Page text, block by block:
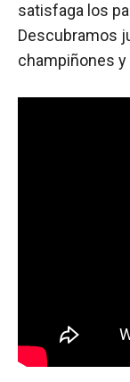
satisfaga los
Descubramos
champiñones